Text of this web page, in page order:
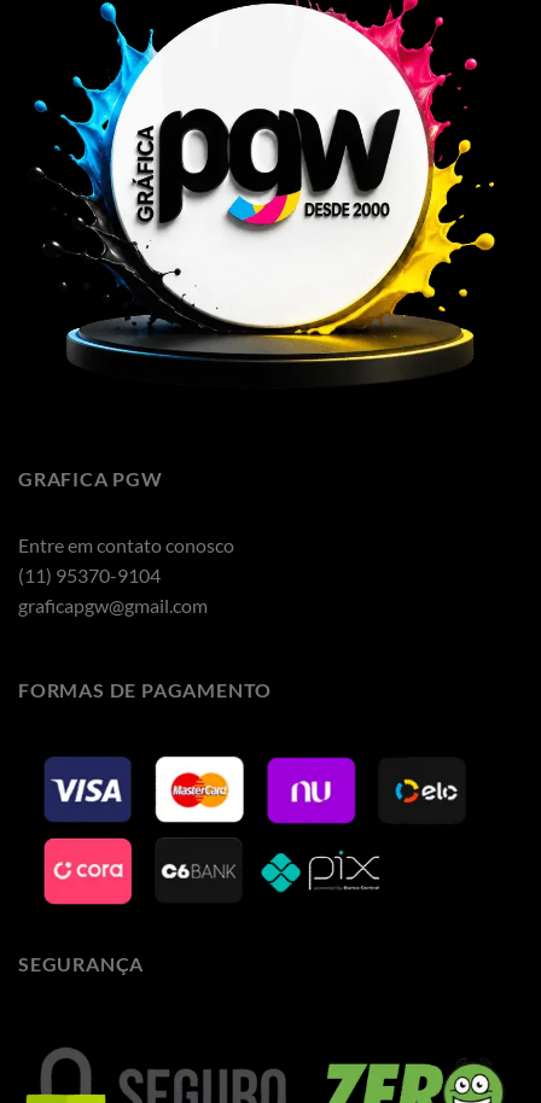
GRAFICA PGW
Entre em contato conosco
(11) 95370-9104
graficapgw@gmail.com
FORMAS DE PAGAMENTO
SEGURANÇA